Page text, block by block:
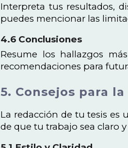
Interpreta tus resultados,
puedes mencionar las
4.6 Conclusiones
Resume los hallazgos
recomendaciones para
5. Consejos para
La redacción de tu tesis es
de que tu trabajo sea claro